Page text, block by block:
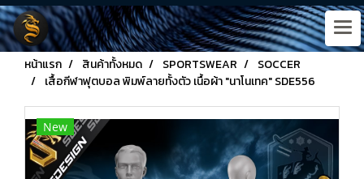
หน้าแรก สินค้าทั้งหมด SPORTSWEAR
SOCCER
เสื้อกีฬาฟุตบอล พิมพ์ลายทั้งตัว เนื้อผ้า "นาโนเทค" SDE556
New